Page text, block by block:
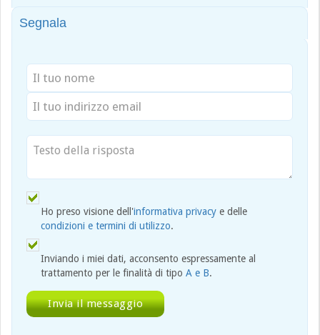
Segnala
Ho preso visione dell'informativa privacy e delle
condizioni e termini di utilizzo.
Inviando i miei dati, acconsento espressamente al
trattamento per le finalità di tipo A e B.